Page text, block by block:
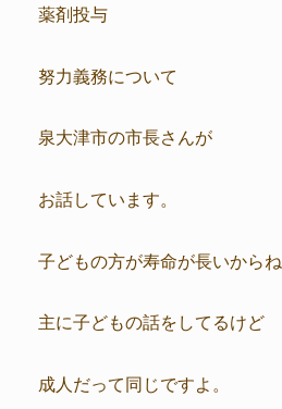
薬剤投与
努力義務について
泉大津市の市長さんが
お話しています。
子どもの方が寿命が長いからね
主に子どもの話をしてるけど
成人だって同じですよ。